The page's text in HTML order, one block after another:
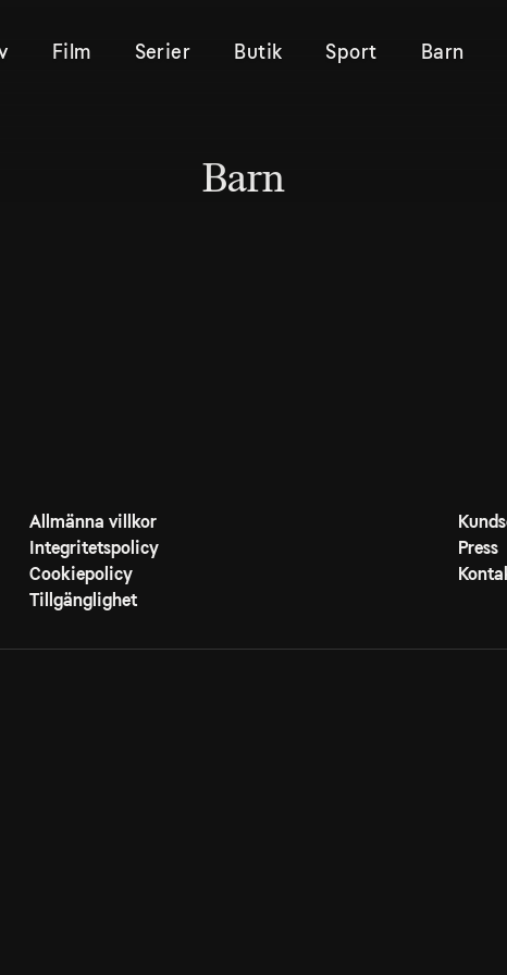
Film Serier Butik Sport Barn
Barn
Allmänna villkor
Integritetspolicy
Cookiepolicy
Tillgänglighet
Press